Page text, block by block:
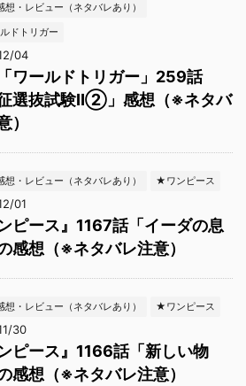
想・レビュー（ネタバレあり）
ドトリガー
04
ワールドトリガー」259話
征選抜試験Ⅱ②」感想（※ネタバ
）
想・レビュー（ネタバレあり） ★ワンピース
01
ンピース』1167話「イーダの息
感想（※ネタバレ注意）
想・レビュー（ネタバレあり） ★ワンピース
30
ンピース』1166話「新しい物
感想（※ネタバレ注意）